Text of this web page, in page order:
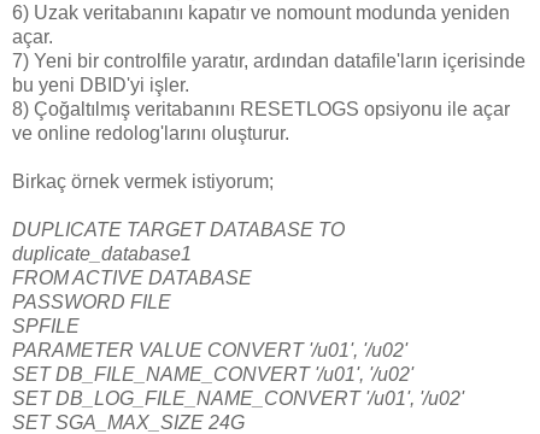
6) Uzak veritabanını kapatır ve nomount modunda yeniden
açar.
7) Yeni bir controlfile yaratır, ardından datafile'ların içerisinde
bu yeni DBID'yi işler.
8) Çoğaltılmış veritabanını RESETLOGS opsiyonu ile açar
ve online redolog'larını oluşturur.
Birkaç örnek vermek istiyorum;
DUPLICATE TARGET DATABASE TO
duplicate_database1
FROM ACTIVE DATABASE
PASSWORD FILE
SPFILE
PARAMETER VALUE CONVERT '/u01', '/u02'
SET DB_FILE_NAME_CONVERT '/u01', '/u02'
SET DB_LOG_FILE_NAME_CONVERT '/u01', '/u02'
SET SGA_MAX_SIZE 24G